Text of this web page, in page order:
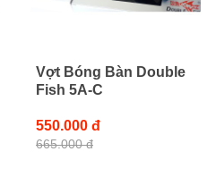
Vợt Bóng Bàn Double
Fish 5A-C
550.000 đ
665.000 đ